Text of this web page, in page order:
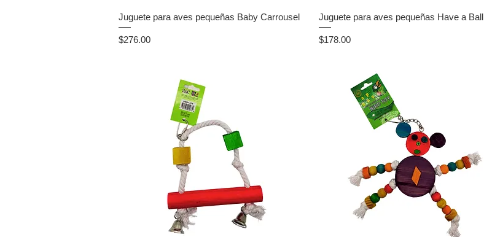
Juguete para aves pequeñas Baby Carrousel
Precio
$276.00
Juguete para aves pequeñas Have a Ball
Precio
$178.00